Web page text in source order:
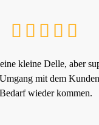
kleine Delle, aber
mit dem
Bedarf wieder kommen.